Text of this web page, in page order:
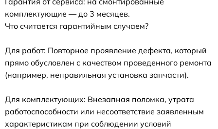
комплектующие — до 3 месяцев.
Что считается гарантийным случаем?
Для работ: Повторное проявление дефекта, который
прямо обусловлен с качеством проведенного ремонта
(например, неправильная установка запчасти).
Для комплектующих: Внезапная поломка, утрата
работоспособности или несоответствие заявленным
характеристикам при соблюдении условий